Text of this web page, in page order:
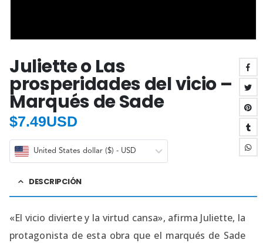
Juliette o Las
prosperidades del vicio –
Marqués de Sade
$7.49USD
United States dollar ($) - USD
DESCRIPCIÓN
«El vicio divierte y la virtud cansa», afirma Juliette, la
protagonista de esta obra que el marqués de Sade